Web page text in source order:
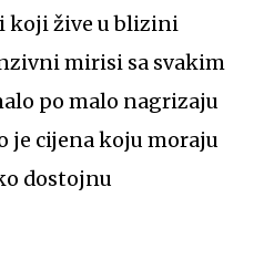
koji žive u blizini
mirisi sa svakim
po malo nagrizaju
je cijena koju moraju
dostojnu